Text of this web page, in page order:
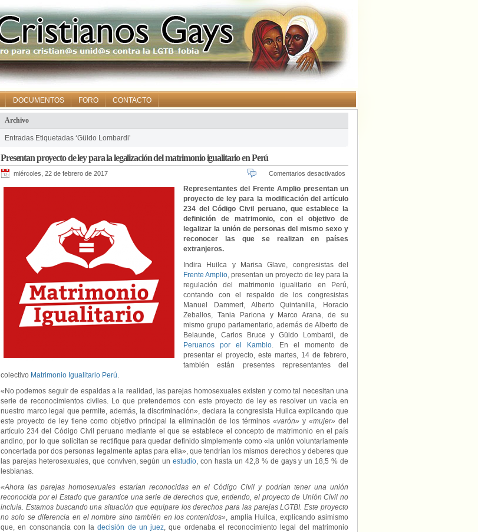
DOCUMENTOS FORO CONTACTO
Archivo
Entradas Etiquetadas ‘Güido Lombardi’
Presentan proyecto de ley para la legalización del matrimonio igualitario en Perú
miércoles, 22 de febrero de 2017 Comentarios desactivados
Representantes del Frente Amplio presentan un
proyecto de ley para la modificación del artículo
234 del Código Civil peruano, que establece la
definición de matrimonio, con el objetivo de
legalizar la unión de personas del mismo sexo y
reconocer las que se realizan en países
extranjeros.
Indira Huilca y Marisa Glave, congresistas del
Frente Amplio, presentan un proyecto de ley para la
regulación del matrimonio igualitario en Perú,
contando con el respaldo de los congresistas
Manuel Dammert, Alberto Quintanilla, Horacio
Zeballos, Tania Pariona y Marco Arana, de su
mismo grupo parlamentario, además de Alberto de
Belaunde, Carlos Bruce y Güido Lombardi, de
Peruanos por el Kambio. En el momento de
presentar el proyecto, este martes, 14 de febrero,
también están presentes representantes del
colectivo Matrimonio Igualitario Perú.
«No podemos seguir de espaldas a la realidad, las parejas homosexuales existen y como tal necesitan una
serie de reconocimientos civiles. Lo que pretendemos con este proyecto de ley es resolver un vacía en
nuestro marco legal que permite, además, la discriminación», declara la congresista Huilca explicando que
este proyecto de ley tiene como objetivo principal la eliminación de los términos «varón» y «mujer» del
artículo 234 del Código Civil peruano mediante el que se establece el concepto de matrimonio en el país
andino, por lo que solicitan se rectifique para quedar definido simplemente como «la unión voluntariamente
concertada por dos personas legalmente aptas para ella», que tendrían los mismos derechos y deberes que
las parejas heterosexuales, que conviven, según unestudio, con hasta un 42,8 % de gays y un 18,5 % de
lesbianas.
«Ahora las parejas homosexuales estarían reconocidas en el Código Civil y podrían tener una unión
reconocida por el Estado que garantice una serie de derechos que, entiendo, el proyecto de Unión Civil no
incluía. Estamos buscando una situación que equipare los derechos para las parejas LGTBI. Este proyecto
no solo se diferencia en el nombre sino también en los contenidos», amplía Huilca, explicando asimismo
que, en consonancia con la decisión de un juez, que ordenaba el reconocimiento legal del matrimonio